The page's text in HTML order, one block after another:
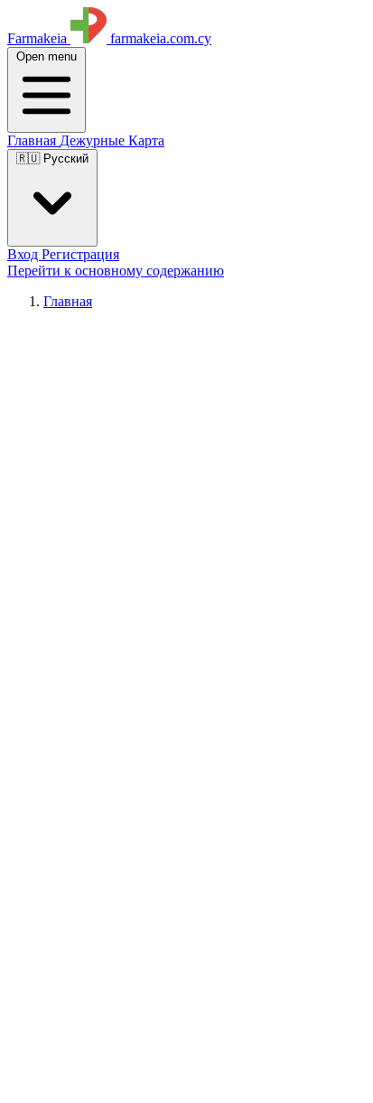
Farmakeia farmakeia.com.cy
Open menu
Главная Дежурные Карта
🇷🇺 Русский
Вход Регистрация
Перейти к основному содержанию
Главная